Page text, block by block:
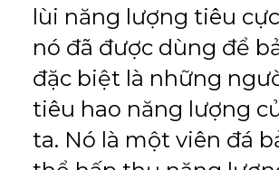
lùi năng lượng tiêu
nó đã được dùng để
đặc biệt là những
tiêu hao năng lượng
ta. Nó là một viên đá